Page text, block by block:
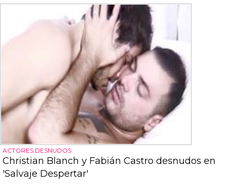
ACTORES DESNUDOS
Christian Blanch y Fabián Castro desnudos en
'Salvaje Despertar'